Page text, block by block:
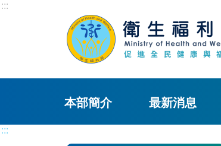
:::
本部簡介 最新消息
:::